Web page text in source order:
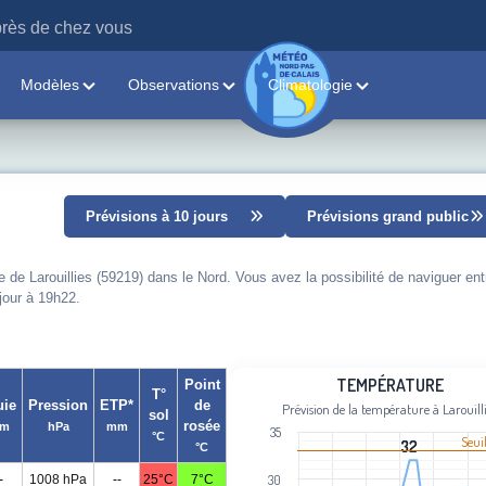
de chez vous
Modèles Observations Climatologie
Prévisions à 10 jours Prévisions grand public
Larouillies (59219) dans le Nord. Vous avez la possibilité de naviguer
à 19h22.
Pression
hPa
ETP*
mm
T°
sol
°C
Point
de
rosée
°C
1008 hPa -- 25°C 7°C
Line chart with 101 data points.
Prévision de la température à
View as data table, Température
TEMPÉRATURE
Prévision de la température à
32
32
30
35